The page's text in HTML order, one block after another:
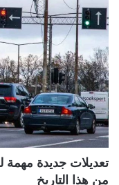
تعديلات جديدة مهمة
من هذا التاريخ